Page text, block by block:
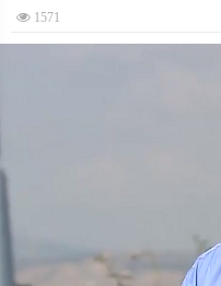
1571